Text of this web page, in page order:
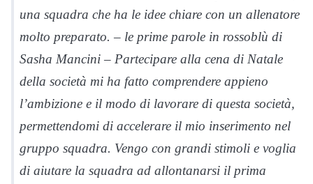
una squadra che ha le idee chiare con un allenatore
molto preparato. – le prime parole in rossoblù di
Sasha Mancini – Partecipare alla cena di Natale
della società mi ha fatto comprendere appieno
l’ambizione e il modo di lavorare di questa società,
permettendomi di accelerare il mio inserimento nel
gruppo squadra. Vengo con grandi stimoli e voglia
di aiutare la squadra ad allontanarsi il prima